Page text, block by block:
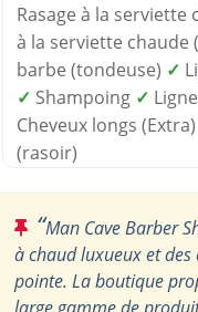
Rasage à la serviette
à la serviette chaude
barbe (tondeuse) ✓
✓ Shampoing ✓
Cheveux longs (Extra)
(rasoir)
“Man Cave Barber
à chaud luxueux et des
pointe. La boutique